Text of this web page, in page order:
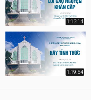
1:13:14
1:19:54